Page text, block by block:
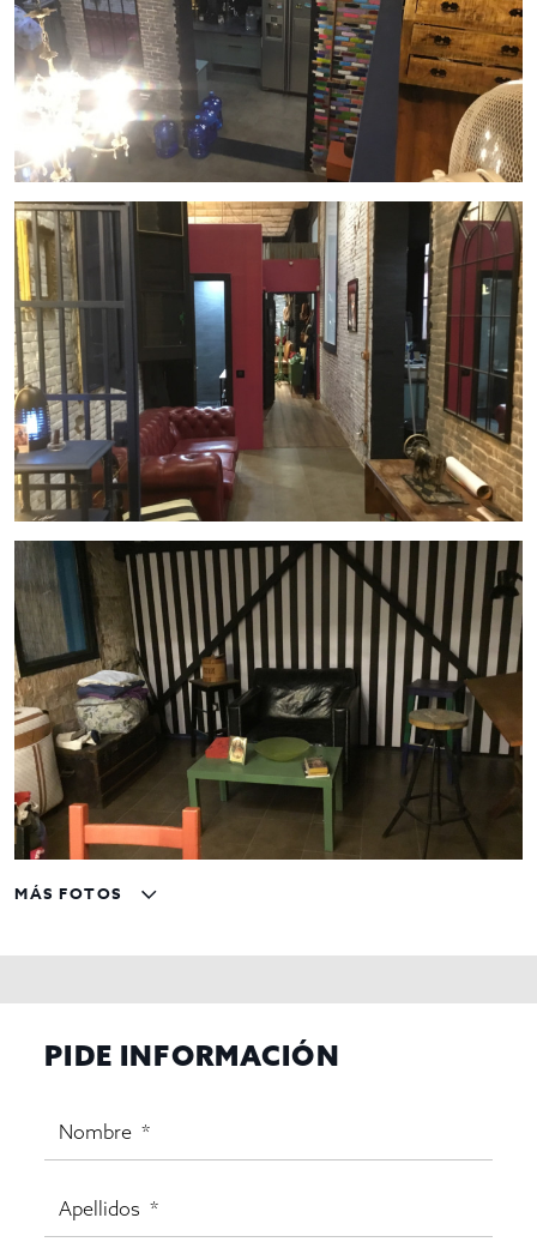
Plataforma Shopify con facturación demostrable (media
anual: 120.000 €
Cesión de actividad y acompañamiento inicial si se
desea
Una excelente oportunidad para instalarse en un local con
personalidad, en un área en revalorización y con flujo
constante de turistas y locales.
Para más información o para concertar una visita, no dudes
en contactar con
Inmo Olaya
, tu agencia especializada en
traspasos de negocios.
MÁS FOTOS
PIDE INFORMACIÓN